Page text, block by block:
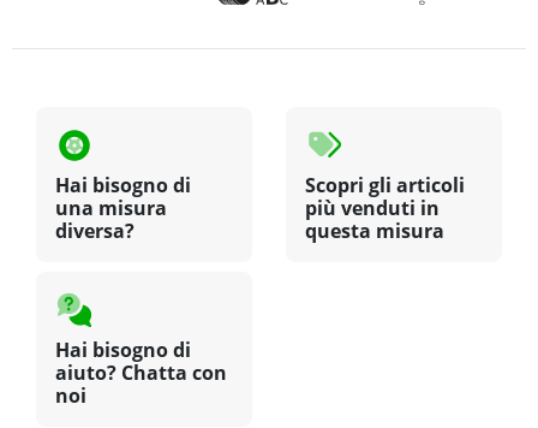
Hai bisogno di
una misura
diversa?
Scopri gli articoli
più venduti in
questa misura
Hai bisogno di
aiuto? Chatta con
noi